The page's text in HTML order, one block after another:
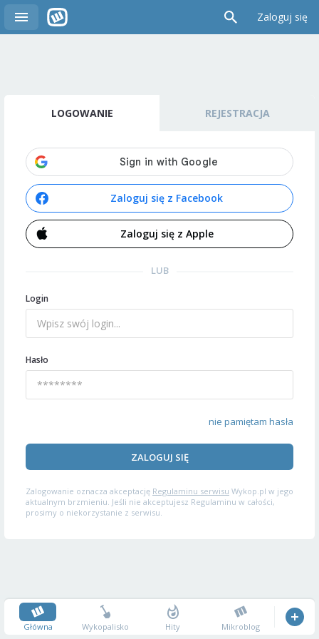
Zaloguj się
LOGOWANIE REJESTRACJA
Zaloguj się z Facebook
Zaloguj się z Apple
LUB
Login
Hasło
nie pamiętam hasła
ZALOGUJ SIĘ
Zalogowanie oznacza akceptację Regulaminu serwisu Wykop.pl w jego
aktualnym brzmieniu. Jeśli nie akceptujesz Regulaminu w całości,
prosimy o niekorzystanie z serwisu.
Główna Wykopalisko Hity Mikroblog